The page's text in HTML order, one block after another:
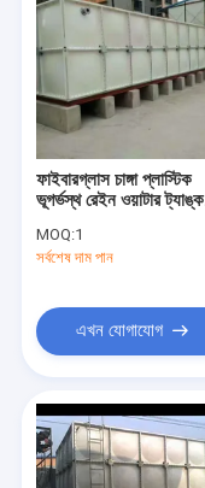
ফাইবারগ্লাস চাঙ্গা প্লাস্টিক
ভূগর্ভস্থ রেইন ওয়াটার ট্যাঙ্ক
MOQ:1
সর্বশেষ দাম পান
এখন যোগাযোগ